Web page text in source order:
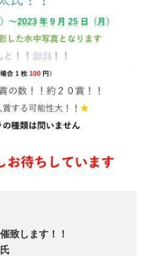
致します！！